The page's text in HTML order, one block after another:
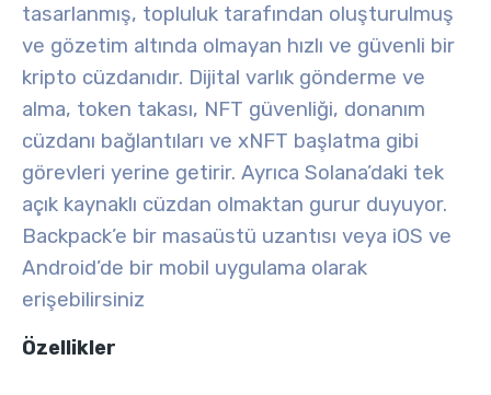
tasarlanmış, topluluk tarafından oluşturulmuş
ve gözetim altında olmayan hızlı ve güvenli bir
kripto cüzdanıdır. Dijital varlık gönderme ve
alma, token takası, NFT güvenliği, donanım
cüzdanı bağlantıları ve xNFT başlatma gibi
görevleri yerine getirir. Ayrıca Solana’daki tek
açık kaynaklı cüzdan olmaktan gurur duyuyor.
Backpack’e bir masaüstü uzantısı veya iOS ve
Android’de bir mobil uygulama olarak
erişebilirsiniz
Özellikler